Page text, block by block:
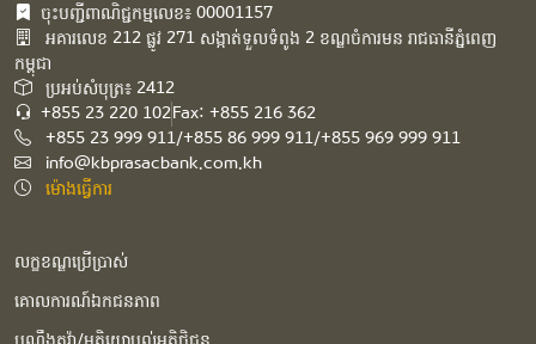
ចុះបញ្ជីពាណិជ្ជកម្មលេខ៖ 00001157
អគារ​លេខ​ 212 ផ្លូវ 271 សង្កាត់ទួលទំពូង 2 ខណ្ឌចំការមន រាជធានីភ្នំពេញ
កម្ពុជា​
ប្រអប់សំបុត្រ៖ 2412
+855 23 220 102Fax: +855 216 362
+855 23 999 911/+855 86 999 911/+855 969 999 911
info@kbprasacbank.com.kh
ម៉ោងធ្វើការ
លក្ខខណ្ឌប្រើប្រាស់
គោលការណ៍ឯកជនភាព